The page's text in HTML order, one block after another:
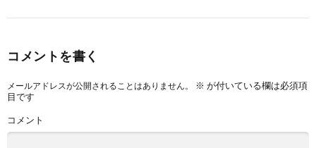
コメントを書く
メールアドレスが公開されることはありません。 ※ が付いている欄は必須項
目です
コメント